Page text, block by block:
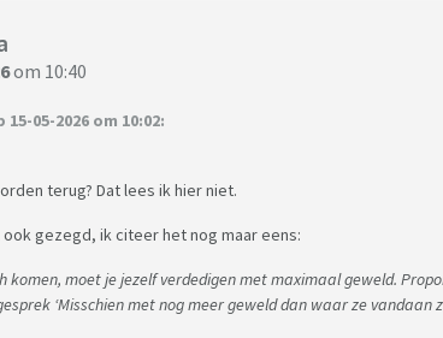
om 10:40
05-2026 om 10:02:
terug? Dat lees ik hier niet.
ook gezegd, ik citeer het nog maar eens:
komen, moet je jezelf verdedigen met maximaal geweld.
‘Misschien met nog meer geweld dan waar ze vandaan